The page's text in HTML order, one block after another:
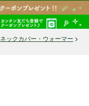
ネックカバー・ウォーマー